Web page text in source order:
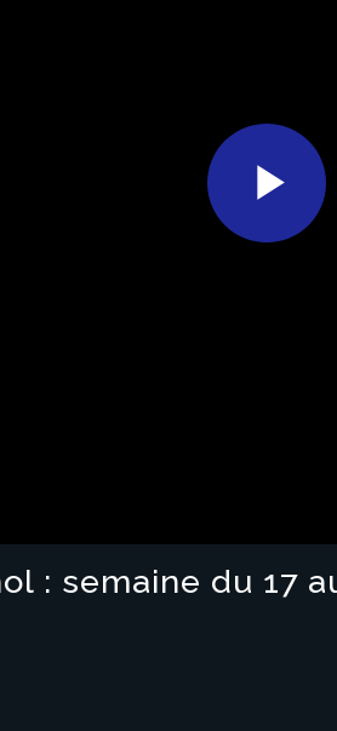
: semaine du 17